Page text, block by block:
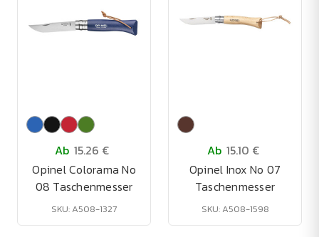
Ab 15.26 €
Opinel Colorama No
08 Taschenmesser
SKU: A508-1327
Ab 15.10 €
Opinel Inox No 07
Taschenmesser
SKU: A508-1598